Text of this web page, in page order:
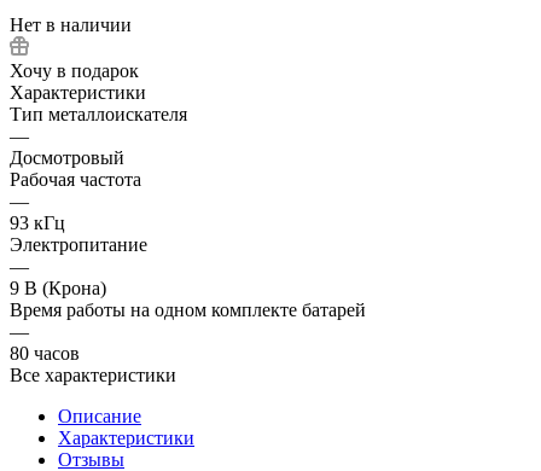
Нет в наличии
Хочу в подарок
Характеристики
Тип металлоискателя
—
Досмотровый
Рабочая частота
—
93 кГц
Электропитание
—
9 В (Крона)
Время работы на одном комплекте батарей
—
80 часов
Все характеристики
Описание
Характеристики
Отзывы